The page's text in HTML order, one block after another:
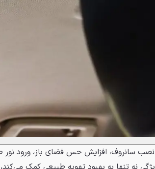
سانروف، افزایش حس فضای باز، ورود نور